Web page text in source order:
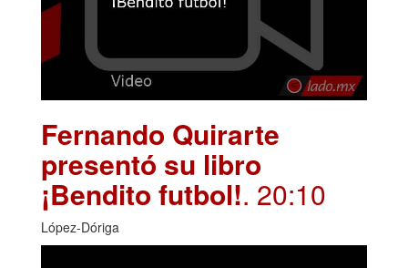
Fernando Quirarte
presentó su libro
¡Bendito futbol!. 20:10
López-Dóriga